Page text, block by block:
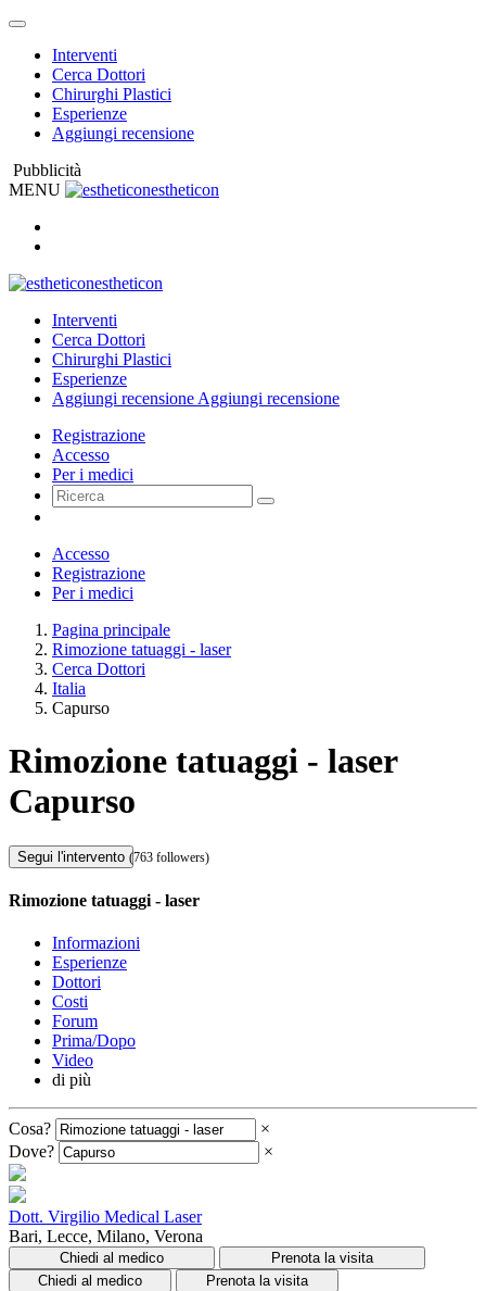
Interventi
Cerca Dottori
Chirurghi Plastici
Esperienze
Aggiungi recensione
Pubblicità
MENU
estheticon
estheticon
Interventi
Cerca Dottori
Chirurghi Plastici
Esperienze
Aggiungi recensione Aggiungi recensione
Registrazione
Accesso
Per i medici
Accesso
Registrazione
Per i medici
Pagina principale
Rimozione tatuaggi - laser
Cerca Dottori
Italia
Capurso
Rimozione tatuaggi - laser
Capurso
Segui l'intervento (763 followers)
Rimozione tatuaggi - laser
Informazioni
Esperienze
Dottori
Costi
Forum
Prima/Dopo
Video
di più
Cosa?
×
Dove?
×
Dott. Virgilio Medical Laser
Bari, Lecce, Milano, Verona
Chiedi al medico
Prenota la visita
Chiedi al medico
Prenota la visita